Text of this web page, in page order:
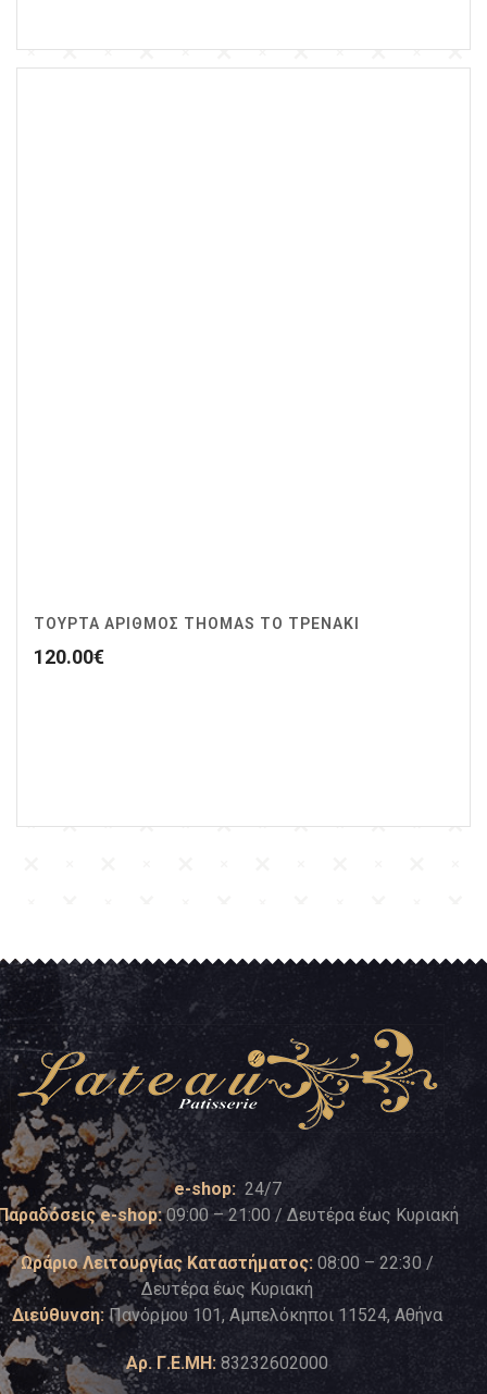
ΤΟΥΡΤΑ ΑΡΙΘΜΟΣ THOMAS ΤΟ ΤΡΕΝΑΚΙ
120.00€
e-shop: 24/7
e-shop:09:00 – 21:00 / Δευτέρα έως Κυριακή
Ωράριο Λειτουργίας Καταστήματος: 08:00 – 22:30 /
Δευτέρα έως Κυριακή
Διεύθυνση: Πανόρμου 101, Αμπελόκηποι 11524, Αθήνα
Αρ. Γ.Ε.ΜΗ: 83232602000